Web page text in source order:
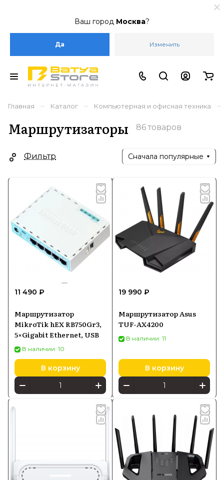
Ваш город Москва?
Да Изменить
Главная – Каталог – Компьютерная и офисная техника –
Маршрутизаторы 86 товаров
Фильтр Сначала популярные
11 490 ₽
Маршрутизатор
MikroTik hEX RB750Gr3,
5×Gigabit Ethernet, USB
В наличии: 10
В корзину
19 990 ₽
Маршрутизатор Asus
TUF-AX4200
В наличии: 11
В корзину